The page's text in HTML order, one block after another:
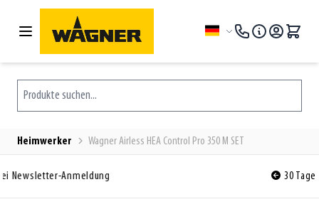
Zum Inhalt springen
Sprache
Produkte suchen...
Heimwerker Wagner Airless HEA Control Pro 350 M SET